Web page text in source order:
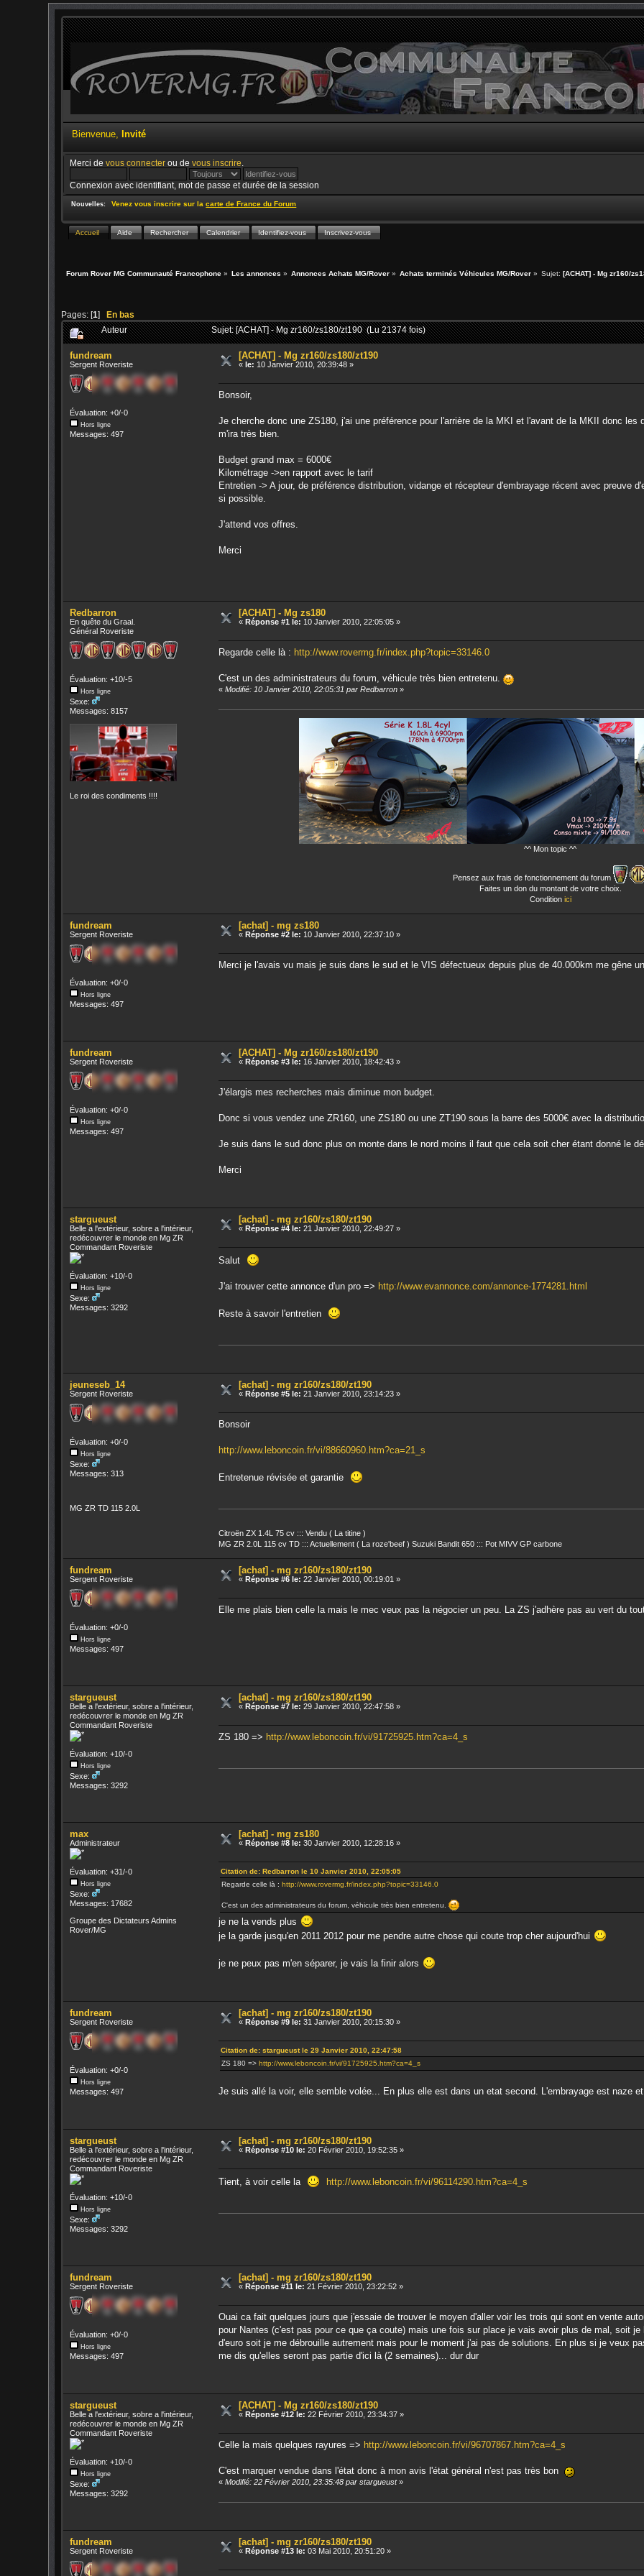
Bienvenue, Invité
Merci devous connecter ou devous inscrire
Connexion avec identifiant, mot de passe et durée de la session
Nouvelles: Venez vous inscrire sur lacarte de France du Forum
Accueil Aide Rechercher Calendrier Identifiez-vous Inscrivez-vous
Forum Rover MG Communauté Francophone» Les annonces » Annonces Achats MG/Rover» Achats terminés Véhicules MG/Rover » Sujet:[ACHAT] - Mg zr160/
Pages: [1]En bas
Auteur Sujet: [ACHAT] - Mg zr160/zs180/zt190 (Lu 21374 fois)
fundream
Sergent Roveriste
Évaluation: +0/-0
Hors ligne
Messages: 497
[ACHAT] - Mg zr160/zs180/zt190
«le: 10 Janvier 2010, 20:39:48 »
Bonsoir,
Je cherche donc une ZS180, j'ai une préférence pour l'arrière de la MKI et l'avant de la MKII donc
m'ira très bien.
Budget grand max = 6000€
Kilométrage ->en rapport avec le tarif
Entretien -> A jour, de préférence distribution, vidange et récepteur d'embrayage récent avec preuve
si possible.
J'attend vos offres.
Merci
Redbarron
En quête du Graal.
Général Roveriste
Évaluation: +10/-5
Hors ligne
Sexe:
Messages: 8157
Le roi des condiments !!!!
[ACHAT] - Mg zs180
«Réponse #1 le: 10 Janvier 2010, 22:05:05 »
Regarde celle là : http://www.rovermg.fr/index.php?topic=33146.0
C'est un des administrateurs du forum, véhicule très bien entretenu.
« Modifié: 10 Janvier 2010, 22:05:31 par Redbarron»
^^ Mon topic ^^
Pensez aux frais de fonctionnement du forum
Faites un don du montant de votre choix.
Condition ici
fundream
Sergent Roveriste
Évaluation: +0/-0
Hors ligne
Messages: 497
[achat] - mg zs180
«Réponse #2 le: 10 Janvier 2010, 22:37:10 »
Merci je l'avais vu mais je suis dans le sud et le VIS défectueux depuis plus de 40.000km me gêne
fundream
Sergent Roveriste
Évaluation: +0/-0
Hors ligne
Messages: 497
[ACHAT] - Mg zr160/zs180/zt190
«Réponse #3 le: 16 Janvier 2010, 18:42:43 »
J'élargis mes recherches mais diminue mon budget.
Donc si vous vendez une ZR160, une ZS180 ou une ZT190 sous la barre des 5000€ avec la
Je suis dans le sud donc plus on monte dans le nord moins il faut que cela soit cher étant donné le
Merci
stargueust
Belle a l'extérieur, sobre a l'intérieur,
redécouvrer le monde en Mg ZR
Commandant Roveriste
Évaluation: +10/-0
Hors ligne
Sexe:
Messages: 3292
[achat] - mg zr160/zs180/zt190
«Réponse #4 le: 21 Janvier 2010, 22:49:27 »
Salut
J'ai trouver cette annonce d'un pro => http://www.evannonce.com/annonce-1774281.html
Reste à savoir l'entretien
jeuneseb_14
Sergent Roveriste
Évaluation: +0/-0
Hors ligne
Sexe:
Messages: 313
MG ZR TD 115 2.0L
[achat] - mg zr160/zs180/zt190
«Réponse #5 le: 21 Janvier 2010, 23:14:23 »
Bonsoir
http://www.leboncoin.fr/vi/88660960.htm?ca=21_s
Entretenue révisée et garantie
Citroën ZX 1.4L 75 cv ::: Vendu ( La titine )
MG ZR 2.0L 115 cv TD ::: Actuellement ( La roze'beef ) Suzuki Bandit 650 ::: Pot MIVV GP carbone
fundream
Sergent Roveriste
Évaluation: +0/-0
Hors ligne
Messages: 497
[achat] - mg zr160/zs180/zt190
«Réponse #6 le: 22 Janvier 2010, 00:19:01 »
Elle me plais bien celle la mais le mec veux pas la négocier un peu. La ZS j'adhère pas au vert du
stargueust
Belle a l'extérieur, sobre a l'intérieur,
redécouvrer le monde en Mg ZR
Commandant Roveriste
Évaluation: +10/-0
Hors ligne
Sexe:
Messages: 3292
[achat] - mg zr160/zs180/zt190
«Réponse #7 le: 29 Janvier 2010, 22:47:58 »
ZS 180 => http://www.leboncoin.fr/vi/91725925.htm?ca=4_s
max
Administrateur
Évaluation: +31/-0
Hors ligne
Sexe:
Messages: 17682
Groupe des Dictateurs Admins
Rover/MG
[achat] - mg zs180
«Réponse #8 le: 30 Janvier 2010, 12:28:16 »
Citation de: Redbarron le 10 Janvier 2010, 22:05:05
Regarde celle là : http://www.rovermg.fr/index.php?topic=33146.0
C'est un des administrateurs du forum, véhicule très bien entretenu.
je ne la vends plus
je la garde jusqu'en 2011 2012 pour me pendre autre chose qui coute trop cher aujourd'hui
je ne peux pas m'en séparer, je vais la finir alors
fundream
Sergent Roveriste
Évaluation: +0/-0
Hors ligne
Messages: 497
[achat] - mg zr160/zs180/zt190
«Réponse #9 le: 31 Janvier 2010, 20:15:30 »
Citation de: stargueust le 29 Janvier 2010, 22:47:58
ZS 180 => http://www.leboncoin.fr/vi/91725925.htm?ca=4_s
Je suis allé la voir, elle semble volée... En plus elle est dans un etat second. L'embrayage est naze
stargueust
Belle a l'extérieur, sobre a l'intérieur,
redécouvrer le monde en Mg ZR
Commandant Roveriste
Évaluation: +10/-0
Hors ligne
Sexe:
Messages: 3292
[achat] - mg zr160/zs180/zt190
«Réponse #10 le: 20 Février 2010, 19:52:35 »
Tient, à voir celle la http://www.leboncoin.fr/vi/96114290.htm?ca=4_s
fundream
Sergent Roveriste
Évaluation: +0/-0
Hors ligne
Messages: 497
[achat] - mg zr160/zs180/zt190
«Réponse #11 le: 21 Février 2010, 23:22:52 »
Ouai ca fait quelques jours que j'essaie de trouver le moyen d'aller voir les trois qui sont en vente
pour Nantes (c'est pas pour ce que ça coute) mais une fois sur place je vais avoir plus de mal, soit
d'euro soit je me débrouille autrement mais pour le moment j'ai pas de solutions. En plus si je veux
me dis qu'elles seront pas partie d'ici là (2 semaines)... dur dur
stargueust
Belle a l'extérieur, sobre a l'intérieur,
redécouvrer le monde en Mg ZR
Commandant Roveriste
Évaluation: +10/-0
Hors ligne
Sexe:
Messages: 3292
[ACHAT] - Mg zr160/zs180/zt190
«Réponse #12 le: 22 Février 2010, 23:34:37 »
Celle la mais quelques rayures => http://www.leboncoin.fr/vi/96707867.htm?ca=4_s
C'est marquer vendue dans l'état donc à mon avis l'état général n'est pas très bon
« Modifié: 22 Février 2010, 23:35:48 par stargueust»
fundream
Sergent Roveriste
[achat] - mg zr160/zs180/zt190
«Réponse #13 le: 03 Mai 2010, 20:51:20 »